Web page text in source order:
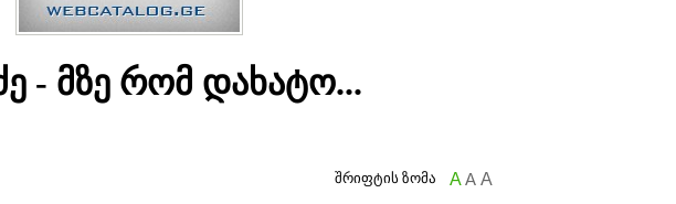
- მზე რომ დახატო...
შრიფტის ზომა A A A